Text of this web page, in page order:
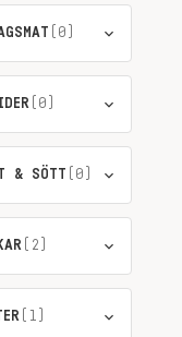
(0)
(0)
& SÖTT (0)
(2)
(1)